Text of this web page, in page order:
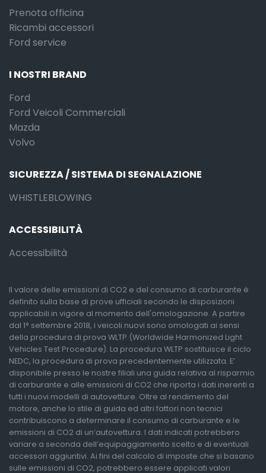
Prenota officina
Ricambi accessori
Ford service
I NOSTRI BRAND
Ford
Ford Veicoli Commerciali
Mazda
Volvo
SICUREZZA / SISTEMA DI SEGNALAZIONE
WHISTLEBLOWING
ACCESSIBILITÀ
Accessibilità
Il valore delle emissioni di CO2 e del consumo di carburante è
definito sulla base di prove ufficiali secondo le disposizioni
applicabili in vigore al momento dell'omologazione. A partire
dal 1° settembre 2018, i veicoli nuovi sono omologati ai sensi
della procedura di prova WLTP (Worldwide Harmonized Light
Vehicles Test Procedure). La procedura WLTP sostituisce il ciclo
NEDC, la procedura di prova precedentemente utilizzata. E’
disponibile presso le nostre filiali una guida relativa al risparmio
di carburante e alle emissioni di CO2 che riporta i dati inerenti a
tutti i nuovi modelli di autovetture. Oltre al rendimento del
motore, anche lo stile di guida ed altri fattori non tecnici
contribuiscono a determinare il consumo di carburante e le
emissioni di CO2 di un’autovettura. I dati indicati potrebbero
variare a seconda dell’equipaggiamento scelto e di eventuali
accessori aggiuntivi. Ai fini del calcolo di imposte che si basano
sulle emissioni di CO2, potrebbero essere applicati valori